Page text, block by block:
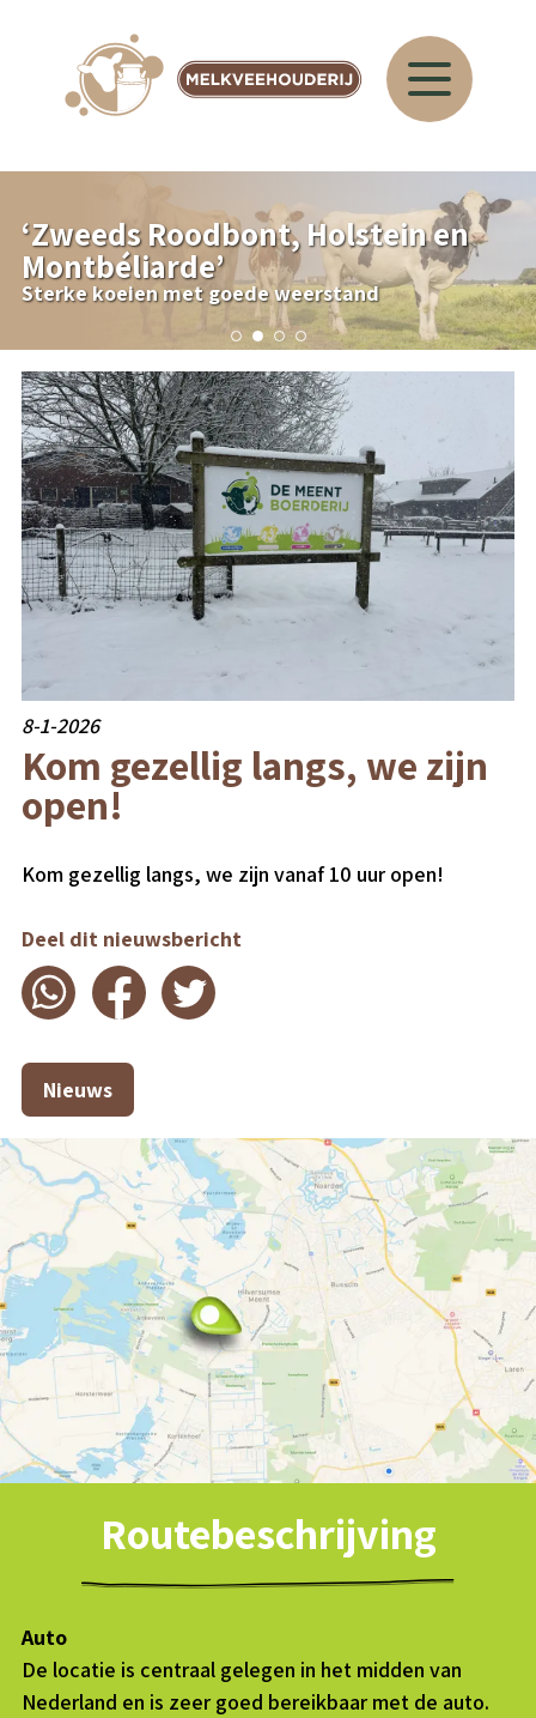
‘Zweeds Roodbont, Holstein en
Montbéliarde’
Sterke koeien met goede weerstand
8-1-2026
Kom gezellig langs, we zijn
open!
Kom gezellig langs, we zijn vanaf 10 uur open!
Deel dit nieuwsbericht
Nieuws
Routebeschrijving
Auto
De locatie is centraal gelegen in het midden van
Nederland en is zeer goed bereikbaar met de auto.